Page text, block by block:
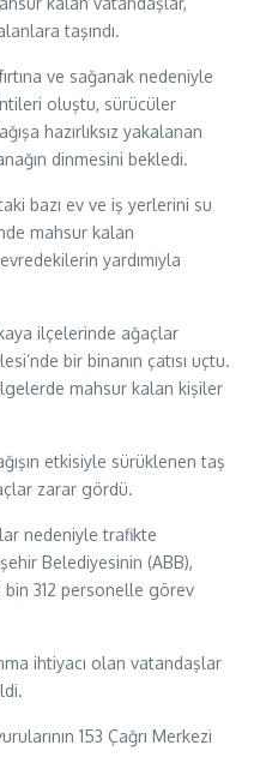
taşındı.
ve sağanak nedeniyle
oluştu, sürücüler
hazırlıksız yakalanan
dinmesini bekledi.
bazı ev ve iş yerlerini su
mahsur kalan
yardımıyla
ilçelerinde ağaçlar
bir binanın çatısı uçtu.
mahsur kalan kişiler
etkisiyle sürüklenen taş
zarar gördü.
nedeniyle trafikte
Belediyesinin (ABB),
312 personelle görev
ihtiyacı olan vatandaşlar
153 Çağrı Merkezi